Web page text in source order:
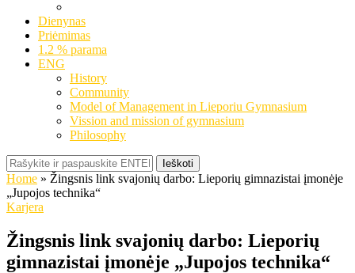
Dienynas
Priėmimas
1.2 % parama
ENG
History
Community
Model of Management in Lieporiu Gymnasium
Vission and mission of gymnasium
Philosophy
Ieškoti
Home » Žingsnis link svajonių darbo: Lieporių gimnazistai įmonėje
„Jupojos technika“
Karjera
Žingsnis link svajonių darbo: Lieporių
gimnazistai įmonėje „Jupojos technika“